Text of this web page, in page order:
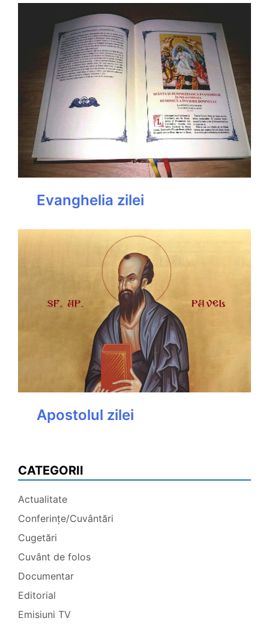
Evanghelia zilei
Apostolul zilei
CATEGORII
Actualitate
Conferințe/Cuvântări
Cugetări
Cuvânt de folos
Documentar
Editorial
Emisiuni TV